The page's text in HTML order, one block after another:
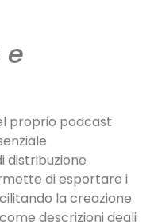
e
proprio podcast
distribuzione
di esportare i
la creazione
descrizioni degli